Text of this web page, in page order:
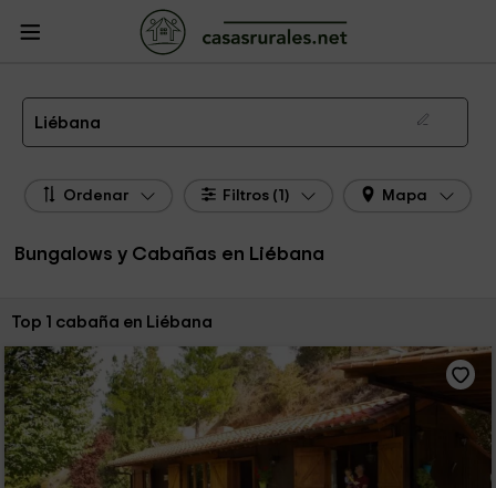
Casas Rurales
Cabañas Liébana
Bungalow y Cabaña en Liébana
Liébana
Ordenar Filtros (1) Mapa
Bungalows y Cabañas en Liébana
Ordenar por:
Top 1 cabaña en Liébana